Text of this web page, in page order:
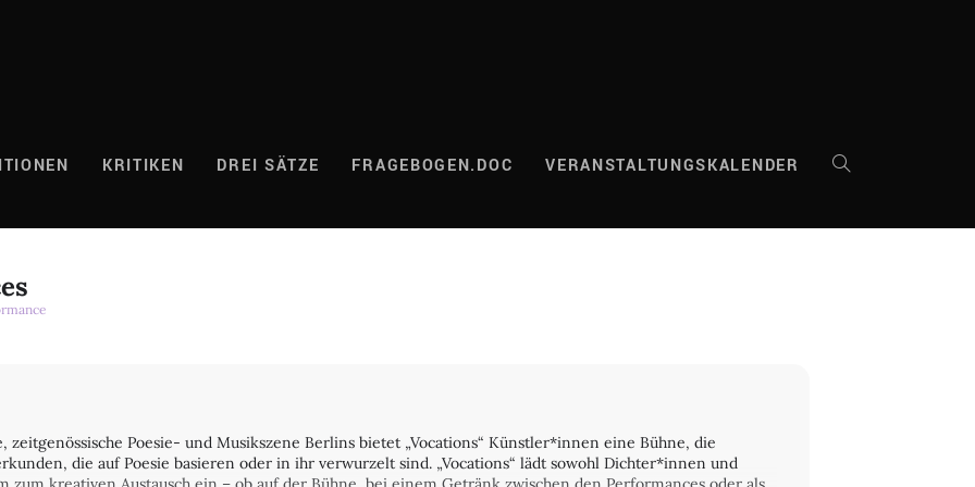
KRITIKEN DREI SÄTZE FRAGEBOGEN.DOC VERANSTALTUNGSKALENDER WEBSITE-
Poesie- und Musikszene Berlins bietet „Vocations“ Künstler*innen eine Bühne, die
die auf Poesie basieren oder in ihr verwurzelt sind. „Vocations“ lädt sowohl Dichter*innen und